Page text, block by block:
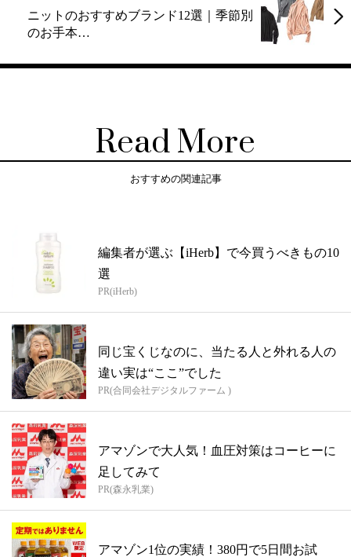
ニットのおすすめブランド12選｜季節別
のお手本…
Read More
おすすめの関連記事
編集者が選ぶ【iHerb】で今買うべきもの10
選
PR(iHerb)
同じ宝くじなのに、当たる人と外れる人の
違い実は“ここ”でした
PR(合同会社デジタルファーム )
アマゾンで大人気！血圧対策はコーヒーに
足してみて
PR(森永乳業)
アマゾン1位の実績！380円で5日間お試